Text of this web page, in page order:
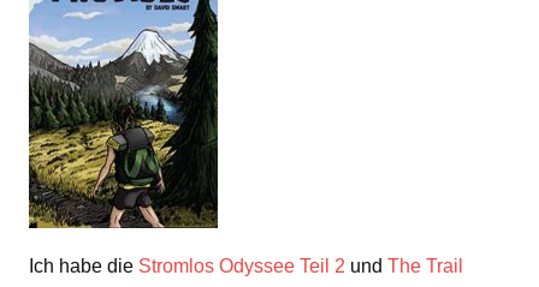
Ich habe die Stromlos Odyssee Teil 2 und The Trail